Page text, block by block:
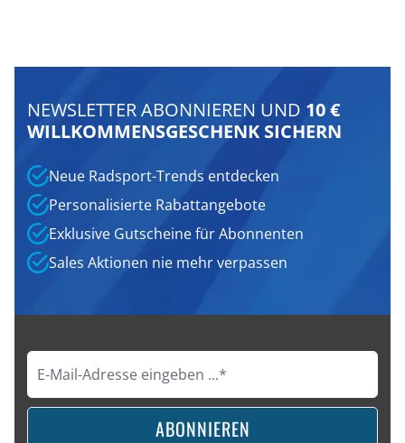
NEWSLETTER ABONNIEREN UND 10 €
WILLKOMMENSGESCHENK SICHERN
Neue Radsport-Trends entdecken
Personalisierte Rabattangebote
Exklusive Gutscheine für Abonnenten
Sales Aktionen nie mehr verpassen
ABONNIEREN